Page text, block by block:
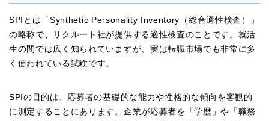
SPIとは「Synthetic Personality Inventory（総合適性検査）」
の略称で、リクルート社が提供する適性検査のことです。就活
生の間では広く知られていますが、実は転職市場でも非常に多
く使われている試験です。
SPIの目的は、応募者の基礎的な能力や性格的な傾向を客観的
に測定することにあります。企業が応募者を「学歴」や「職務